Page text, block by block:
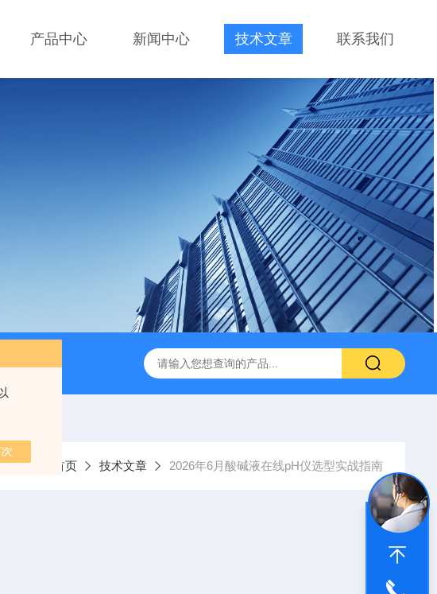
产品中心 新闻中心 技术文章 联系我们
系列管段式多声道超声波流量计 XRP-DO2016B荧光法溶解氧仪
前位置： 首页 技术文章 2026年6月酸碱液在线pH仪选型实战指南